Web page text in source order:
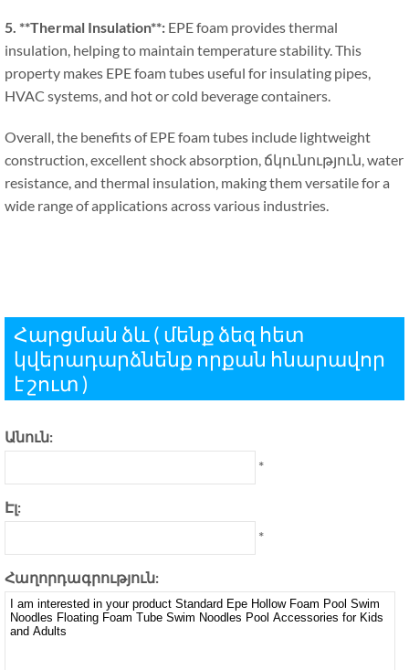
5. **Thermal Insulation**: EPE foam provides thermal
insulation, helping to maintain temperature stability.This
property makes EPE foam tubes useful for insulating pipes,
HVAC systems,and hot or cold beverage containers.
Overall,the benefits of EPE foam tubes include lightweight
construction,excellent shock absorption, ճկունություն,water
resistance,and thermal insulation, making them versatile for a
wide range of applications across various industries.
Հարցման ձև ( մենք ձեզ հետ
կվերադարձնենք որքան հնարավոր
է շուտ )
Անուն:
*
Էլ:
*
Հաղորդագրություն: